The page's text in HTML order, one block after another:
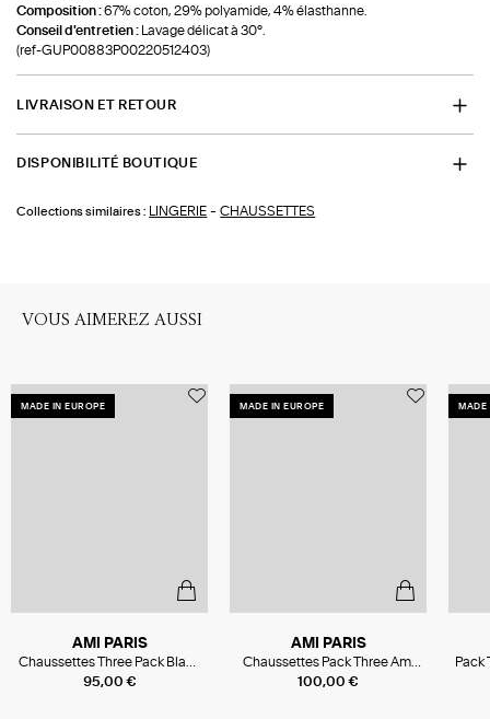
Composition :67% coton, 29% polyamide, 4% élasthanne.
Conseil d'entretien :
Lavage délicat à 30°.
(ref-GUP00883P00220512403)
LIVRAISON ET RETOUR
DISPONIBILITÉ BOUTIQUE
Collections similaires : LINGERIE -CHAUSSETTES
VOUS AIMEREZ AUSSI
MADE IN EUROPE
95,00 €
AMI PARIS
Chaussettes Three Pack Black
Ami De Cœur Off Wh Grey
MADE IN EUROPE
100,00 €
AMI PARIS
Chaussettes Pack Three Ami
De Coeur Blanc Gris Noir
MADE
Pack